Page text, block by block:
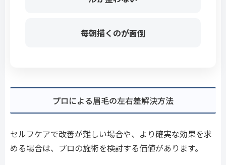
毎朝描くのが面倒
プロによる眉毛の左右差解決方法
セルフケアで改善が難しい場合や、より確実な効果を求
める場合は、プロの施術を検討する価値があります。